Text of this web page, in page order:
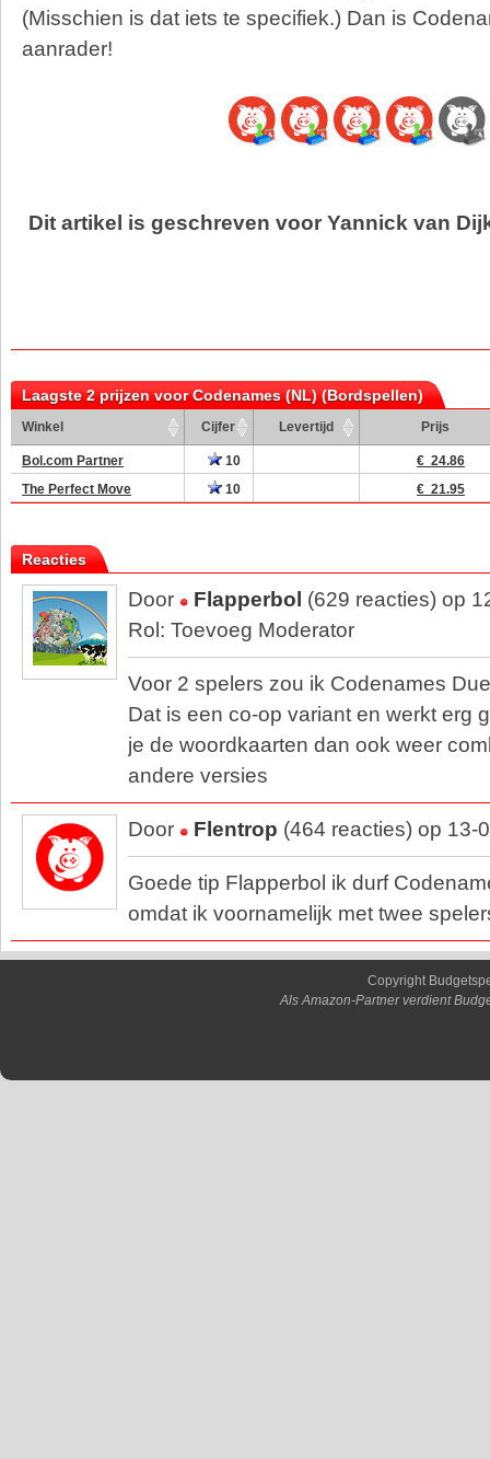
(Misschien is dat iets te specifiek.) Dan is
aanrader!
Dit artikel is geschreven voor Yannick van
Laagste 2 prijzen voor Codenames (NL) (Bordspellen)
Winkel Cijfer Levertijd Prijs
Bol.com Partner 10
€ 24.86
The Perfect Move
10 € 21.95
Reacties
Door Flapperbol (629 reacties) op
Rol: Toevoeg Moderator
Voor 2 spelers zou ik Codenames
Dat is een co-op variant en werkt erg
je de woordkaarten dan ook weer
andere versies
Door Flentrop (464 reacties) op 13-
Goede tip Flapperbol ik durf
omdat ik voornamelijk met twee
Copyright
Als Amazon-Partner verdient